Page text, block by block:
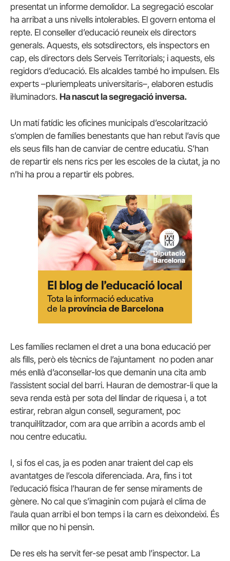
presentat un informe demolidor. La segregació escolar
ha arribat a uns nivells intolerables. El govern entoma el
repte. El conseller d’educació reuneix els directors
generals. Aquests, els sotsdirectors, els inspectors en
cap, els directors dels Serveis Territorials; i aquests, els
regidors d’educació. Els alcaldes també ho impulsen. Els
experts –pluriempleats universitaris–, elaboren estudis
il·luminadors. Ha nascut la segregació inversa.
Un matí fatídic les oficines municipals d’escolarització
s’omplen de famílies benestants que han rebut l’avís que
els seus fills han de canviar de centre educatiu. S’han
de repartir els nens rics per les escoles de la ciutat, ja no
n’hi ha prou a repartir els pobres.
Les famílies reclamen el dret a una bona educació per
als fills, però els tècnics de l’ajuntament no poden anar
més enllà d’aconsellar-los que demanin una cita amb
l’assistent social del barri. Hauran de demostrar-li que la
seva renda està per sota del llindar de riquesa i, a tot
estirar, rebran algun consell, segurament, poc
tranquil·litzador, com ara que arribin a acords amb el
nou centre educatiu.
I, si fos el cas, ja es poden anar traient del cap els
avantatges de l’escola diferenciada. Ara, fins i tot
l’educació física l’hauran de fer sense miraments de
gènere. No cal que s’imaginin com pujarà el clima de
l’aula quan arribi el bon temps i la carn es deixondeixi. És
millor que no hi pensin.
De res els ha servit fer-se pesat amb l’inspector. La